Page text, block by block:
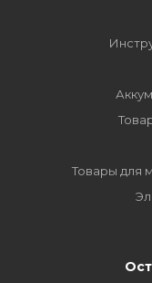
Товары для